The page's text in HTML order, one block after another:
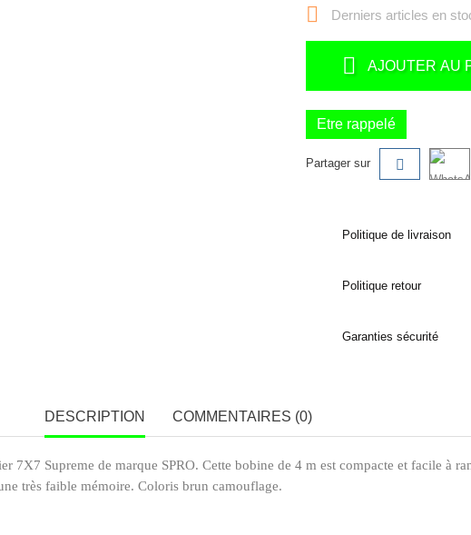
 Derniers articles en
AJOUTER AU
Etre rappelé
Partager sur
Politique de livraison
Politique retour
Garanties sécurité
DESCRIPTION COMMENTAIRES (0)
7X7 Supreme de marque SPRO. Cette bobine de 4 m est compacte et facile à
très faible mémoire. Coloris brun camouflage.